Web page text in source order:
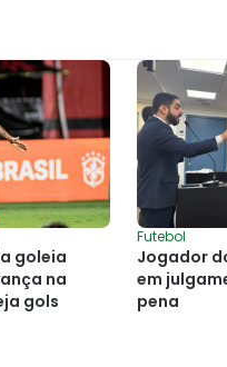
goleia
na
gols
Futebol
Jogador
em
pena